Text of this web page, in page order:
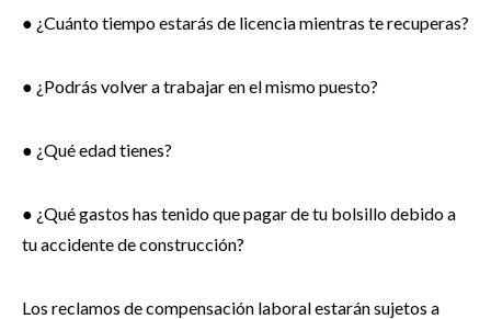
● ¿Cuánto tiempo estarás de licencia mientras te recuperas?
● ¿Podrás volver a trabajar en el mismo puesto?
● ¿Qué edad tienes?
● ¿Qué gastos has tenido que pagar de tu bolsillo debido a
tu accidente de construcción?
Los reclamos de compensación laboral estarán sujetos a